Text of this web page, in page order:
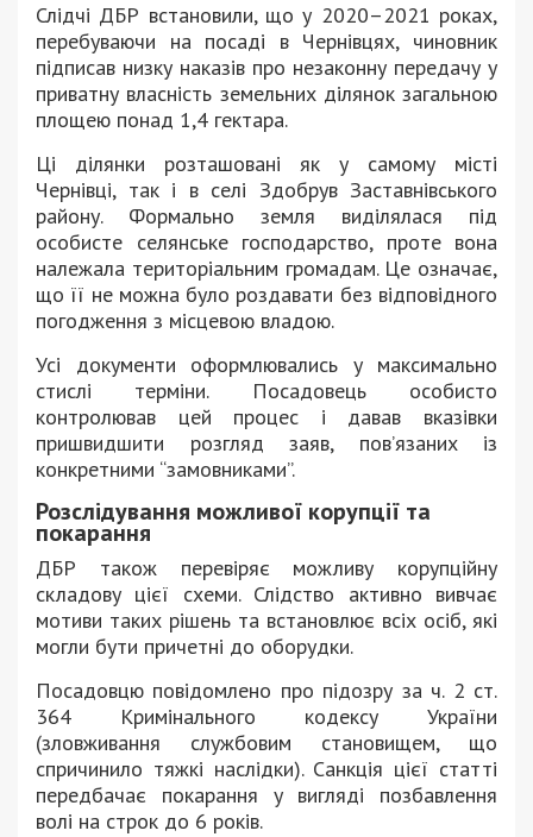
Слідчі ДБР встановили, що у 2020–2021 роках,
перебуваючи на посаді в Чернівцях, чиновник
підписав низку наказів про незаконну передачу у
приватну власність земельних ділянок загальною
площею понад 1,4 гектара.
Ці ділянки розташовані як у самому місті
Чернівці, так і в селі Здобрув Заставнівського
району. Формально земля виділялася під
особисте селянське господарство, проте вона
належала територіальним громадам. Це означає,
що її не можна було роздавати без відповідного
погодження з місцевою владою.
Усі документи оформлювались у максимально
стислі терміни. Посадовець особисто
контролював цей процес і давав вказівки
пришвидшити розгляд заяв, пов’язаних із
конкретними “замовниками”.
Розслідування можливої корупції та
покарання
ДБР також перевіряє можливу корупційну
складову цієї схеми. Слідство активно вивчає
мотиви таких рішень та встановлює всіх осіб, які
могли бути причетні до оборудки.
Посадовцю повідомлено про підозру за ч. 2 ст.
364 Кримінального кодексу України
(зловживання службовим становищем, що
спричинило тяжкі наслідки). Санкція цієї статті
передбачає покарання у вигляді позбавлення
волі на строк до 6 років.